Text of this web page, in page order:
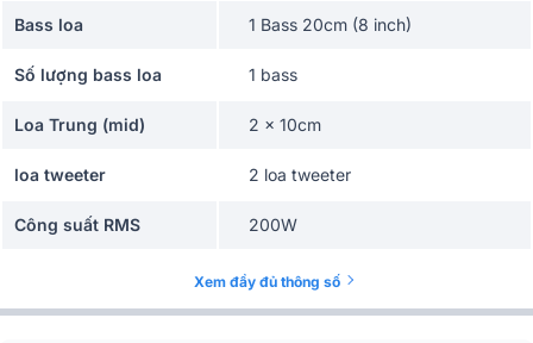
Bass loa
1 Bass 20cm (8 inch)
Số lượng bass loa 1 bass
Loa Trung (mid) 2 x 10cm
loa tweeter 2 loa tweeter
Công suất RMS 200W
Pin Lithium-ion
Xem đầy đủ thông số